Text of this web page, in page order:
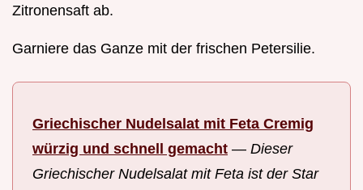
Zitronensaft ab.
Garniere das Ganze mit der frischen Petersilie.
Griechischer Nudelsalat mit Feta Cremig
würzig und schnell gemacht — Dieser
Griechischer Nudelsalat mit Feta ist der Star